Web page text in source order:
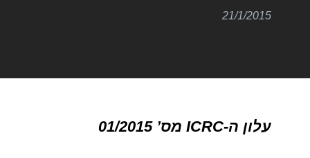
21/1/2015
עלון ה-ICRC מס’ 01/2015